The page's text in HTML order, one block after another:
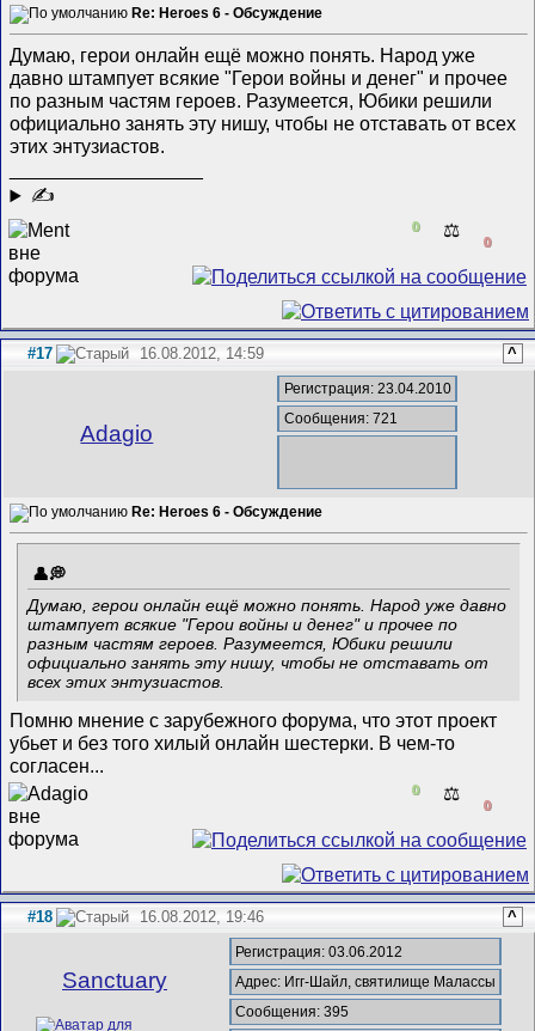
Re: Heroes 6 - Обсуждение
Думаю, герои онлайн ещё можно понять. Народ уже
давно штампует всякие "Герои войны и денег" и прочее
по разным частям героев. Разумеется, Юбики решили
официально занять эту нишу, чтобы не отставать от всех
этих энтузиастов.
✍
0 ⚖️
0
#17 16.08.2012, 14:59 ^
Adagio
Регистрация: 23.04.2010
Сообщения: 721
Re: Heroes 6 - Обсуждение
Думаю, герои онлайн ещё можно понять. Народ уже давно
штампует всякие "Герои войны и денег" и прочее по
разным частям героев. Разумеется, Юбики решили
официально занять эту нишу, чтобы не отставать от
всех этих энтузиастов.
Помню мнение с зарубежного форума, что этот проект
убьет и без того хилый онлайн шестерки. В чем-то
согласен...
0 ⚖️
0
#18 16.08.2012, 19:46 ^
Sanctuary
Регистрация: 03.06.2012
Адрес: Игг-Шайл, святилище Малассы
Сообщения: 395